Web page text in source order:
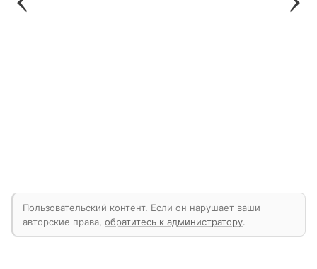
Пользовательский контент. Если он нарушает ваши
авторские права, обратитесь к администратору.